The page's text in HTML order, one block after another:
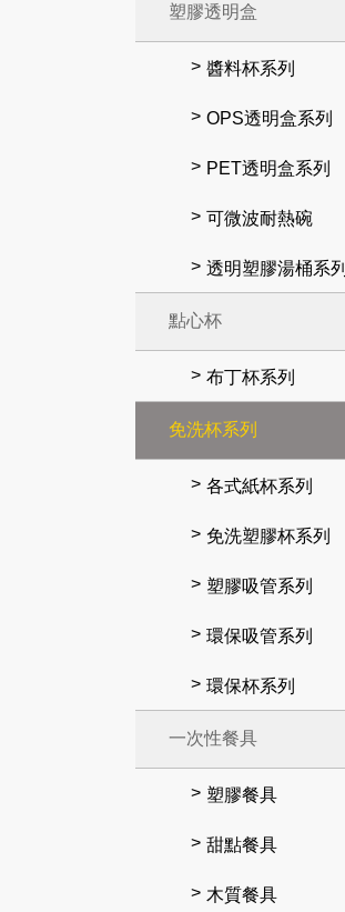
塑膠透明盒
醬料杯系列
OPS透明盒系列
PET透明盒系列
可微波耐熱碗
透明塑膠湯桶系列
點心杯
布丁杯系列
免洗杯系列
各式紙杯系列
免洗塑膠杯系列
塑膠吸管系列
環保吸管系列
環保杯系列
一次性餐具
塑膠餐具
甜點餐具
木質餐具